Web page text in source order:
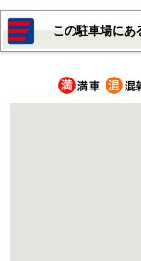
この駐車場にあ